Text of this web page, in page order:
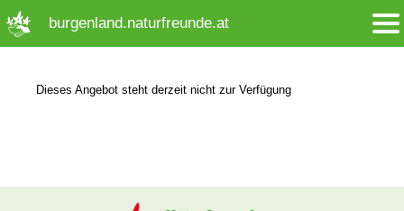
burgenland.naturfreunde.at
Dieses Angebot steht derzeit nicht zur Verfügung